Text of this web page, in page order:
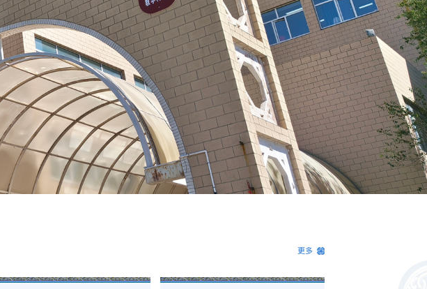
更多